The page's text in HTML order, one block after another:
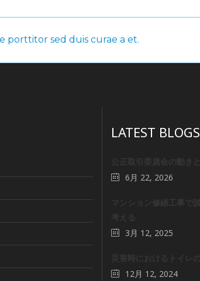
porttitor sed duis curae a et.
LATEST BLOGS
6月 22, 2026
3月 12, 2025
12月 12, 2024